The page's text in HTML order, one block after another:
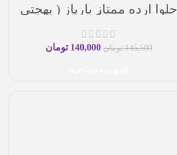
حلوا ارده ممتاز بارپاز ( بهجتی
145,500 تومان 140,000 تومان